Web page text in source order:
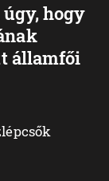
hogy
államfői